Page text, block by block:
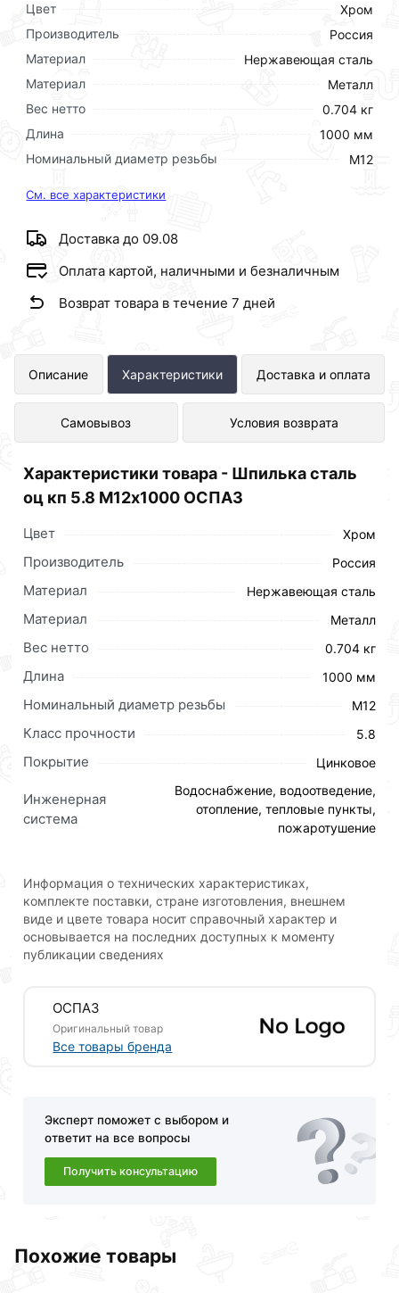
Цвет
Хром
Производитель
Россия
Материал
Нержавеющая сталь
Материал
Металл
Вес нетто
0.704 кг
Длина
1000 мм
Номинальный диаметр резьбы
М12
См. все характеристики
Доставка до 09.08
Оплата картой, наличными и безналичным
Возврат товара в течение 7 дней
Описание Характеристики Доставка и оплата
Самовывоз Условия возврата
Шпилька сталь оц кп 5.8 М12х1000
ОСПАЗ представлен в интернет-
магазине Сантехника по отличной
Бренд ОСПАЗ
Инженерная
система
Отопление,
Материал
Покрытие
прочности
5.8
происхождения
Россия
Номинальный
Длина, мм 1000
Для приобретения данной позиции, кликните
мышкой«Добавить в корзину»или нажмите на
кнопку«Быстрый заказ»
Условия доставки и цены на товар Шпилька сталь оц
кп 5.8 М12х1000 ОСПАЗ действительны в Москве и
заказ и свяжутся с Вами для согласования условий
доставки или самовывоза.Перед оформлением
онлайн заказа рекомендуем ознакомиться с
описанием, характеристиками и отзывами.
купленного товарa в течение 30 дней (наличие чека
Характеристики товара - Шпилька сталь
оц кп 5.8 М12х1000 ОСПАЗ
Цвет Хром
Производитель Россия
Материал Нержавеющая сталь
Материал Металл
Вес нетто 0.704 кг
Длина 1000 мм
Номинальный диаметр резьбы М12
Класс прочности 5.8
Покрытие Цинковое
Инженерная
система
Водоснабжение, водоотведение,
отопление, тепловые пункты,
пожаротушение
Информация о технических характеристиках,
комплекте поставки, стране изготовления, внешнем
виде и цвете товара носит справочный характер и
основывается на последних доступных к моменту
публикации сведениях
ОСПАЗ
Оригинальный товар
Все товары бренда
Эксперт поможет с выбором и
ответит на все вопросы
Получить консультацию
Похожие товары